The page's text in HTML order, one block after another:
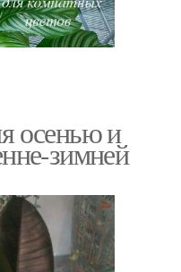
осенью и
зимней